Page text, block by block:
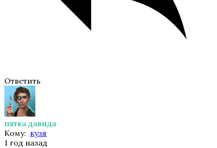
Ответить
пятка давида
Кому: кузя
1 год назад